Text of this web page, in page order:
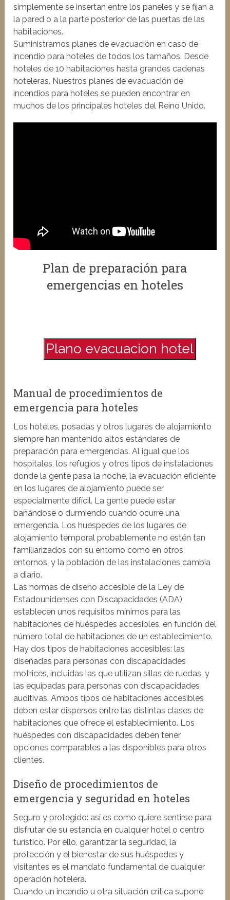
simplemente se insertan entre los paneles y se fijan a
la pared o a la parte posterior de las puertas de las
habitaciones.
Suministramos planes de evacuación en caso de
incendio para hoteles de todos los tamaños. Desde
hoteles de 10 habitaciones hasta grandes cadenas
hoteleras. Nuestros planes de evacuación de
incendios para hoteles se pueden encontrar en
muchos de los principales hoteles del Reino Unido.
Plan de preparación para
emergencias en hoteles
Plano evacuacion hotel
Manual de procedimientos de
emergencia para hoteles
Los hoteles, posadas y otros lugares de alojamiento
siempre han mantenido altos estándares de
preparación para emergencias. Al igual que los
hospitales, los refugios y otros tipos de instalaciones
donde la gente pasa la noche, la evacuación eficiente
en los lugares de alojamiento puede ser
especialmente difícil. La gente puede estar
bañándose o durmiendo cuando ocurre una
emergencia. Los huéspedes de los lugares de
alojamiento temporal probablemente no estén tan
familiarizados con su entorno como en otros
entornos, y la población de las instalaciones cambia
a diario.
Las normas de diseño accesible de la Ley de
Estadounidenses con Discapacidades (ADA)
establecen unos requisitos mínimos para las
habitaciones de huéspedes accesibles, en función del
número total de habitaciones de un establecimiento.
Hay dos tipos de habitaciones accesibles: las
diseñadas para personas con discapacidades
motrices, incluidas las que utilizan sillas de ruedas, y
las equipadas para personas con discapacidades
auditivas. Ambos tipos de habitaciones accesibles
deben estar dispersos entre las distintas clases de
habitaciones que ofrece el establecimiento. Los
huéspedes con discapacidades deben tener
opciones comparables a las disponibles para otros
clientes.
Diseño de procedimientos de
emergencia y seguridad en hoteles
Seguro y protegido: así es como quiere sentirse para
disfrutar de su estancia en cualquier hotel o centro
turístico. Por ello, garantizar la seguridad, la
protección y el bienestar de sus huéspedes y
visitantes es el mandato fundamental de cualquier
operación hotelera.
Cuando un incendio u otra situación crítica supone